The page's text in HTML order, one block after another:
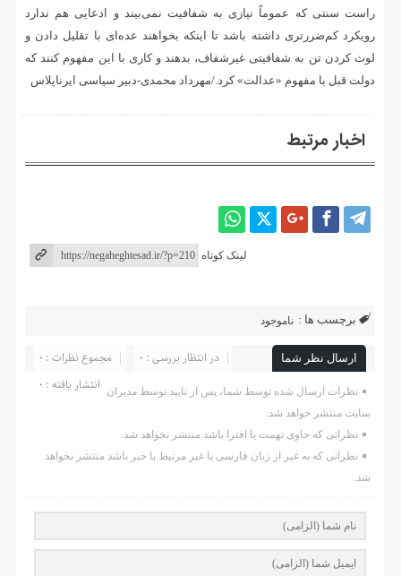
راست سنتی که عموماً نیازی به شفافیت نمی‌بیند و ادعایی هم ندارد
رویکرد کم‌ضررتری داشته باشد تا اینکه بخواهند عده‌ای با تقلیل دادن و
لوث کردن تن به شفافیتی غیرشفاف، بدهند و کاری با این مفهوم کنند که
دولت قبل با مفهوم «عدالت» کرد./مهرداد محمدی-دبیر سیاسی ایرناپلاس
اخبار مرتبط
لینک کوتاه
برچسب ها : ناموجود
ارسال نظر شما مجموع نظرات : 0
در انتظار بررسی : 0
انتشار یافته : ۰
نظرات ارسال شده توسط شما، پس از تایید توسط مدیران
سایت منتشر خواهد شد.
نظراتی که حاوی تهمت یا افترا باشد منتشر نخواهد شد.
نظراتی که به غیر از زبان فارسی یا غیر مرتبط با خبر باشد منتشر نخواهد
شد.